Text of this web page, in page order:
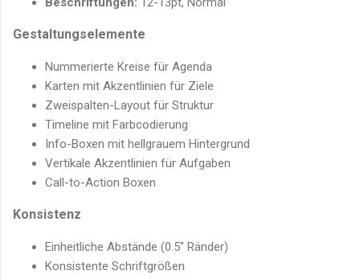
Gestaltungselemente
Nummerierte Kreise für Agenda
Karten mit Akzentlinien für Ziele
Zweispalten-Layout für Struktur
Timeline mit Farbcodierung
Info-Boxen mit hellgrauem Hintergrund
Vertikale Akzentlinien für Aufgaben
Call-to-Action Boxen
Konsistenz
Einheitliche Abstände (0.5" Ränder)
Konsistente Schriftgrößen